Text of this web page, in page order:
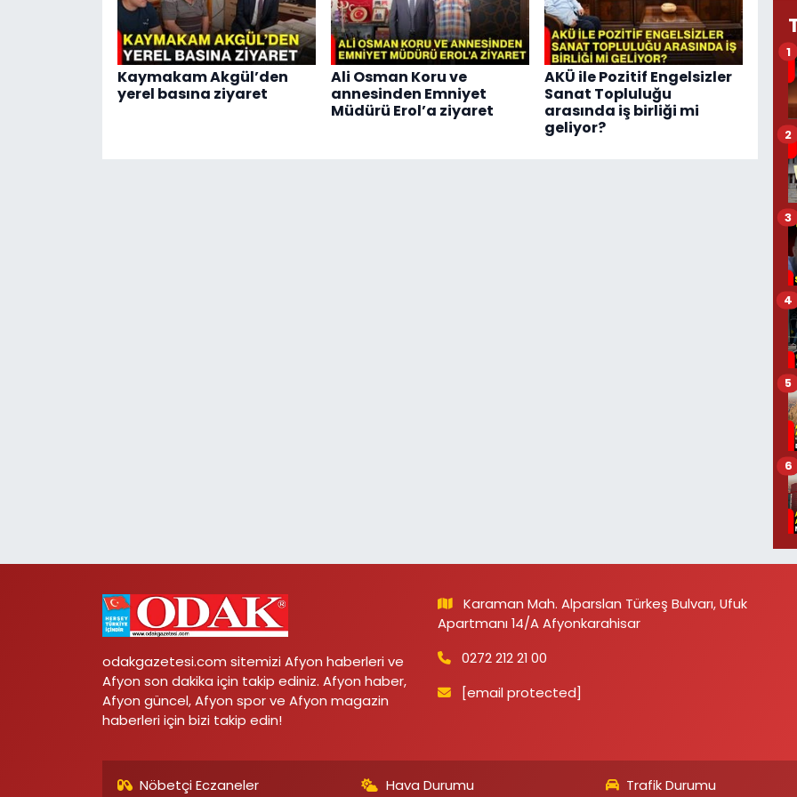
Kaymakam Akgül’den
yerel basına ziyaret
Ali Osman Koru ve
annesinden Emniyet
Müdürü Erol’a ziyaret
AKÜ ile Pozitif Engelsizler
Sanat Topluluğu
arasında iş birliği mi
geliyor?
1
2
3
4
5
6
odakgazetesi.com sitemizi Afyon haberleri ve
Afyon son dakika için takip ediniz. Afyon haber,
Afyon güncel, Afyon spor ve Afyon magazin
haberleri için bizi takip edin!
Karaman Mah. Alparslan Türkeş Bulvarı, Ufuk
Apartmanı 14/A Afyonkarahisar
0272 212 21 00
[email protected]
Nöbetçi Eczaneler Hava Durumu Trafik Durumu